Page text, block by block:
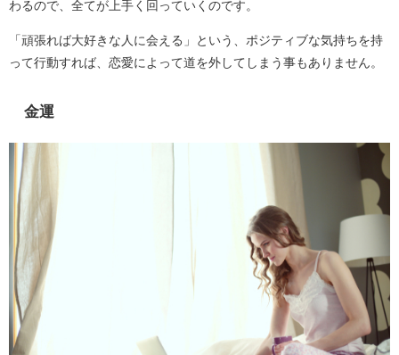
わるので、全てが上手く回っていくのです。
「頑張れば大好きな人に会える」という、ポジティブな気持ちを持
って行動すれば、恋愛によって道を外してしまう事もありません。
金運